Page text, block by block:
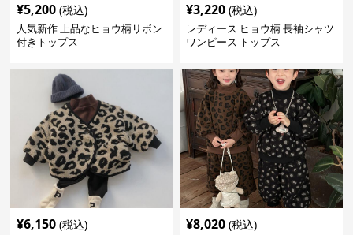
¥5,200 (税込)
人気新作 上品なヒョウ柄リボン
付きトップス
¥3,220 (税込)
レディース ヒョウ柄 長袖シャツ
ワンピース トップス
¥6,150 (税込) ¥8,020 (税込)